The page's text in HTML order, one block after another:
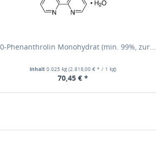
Phenanthrolin Monohydrat (min. 99%, zur...
Inhalt 0.025 kg(2.818,00 € * / 1 kg)
70,45 € *